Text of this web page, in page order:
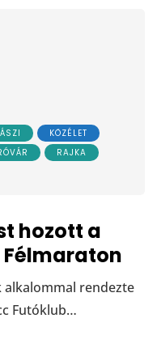
KÖZÉLET
RAJKA
hozott a
alkalommal rendezte
Futóklub…